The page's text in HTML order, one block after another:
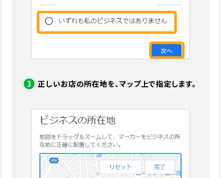
3 正しいお店の所在地を、マップ上で指定します。